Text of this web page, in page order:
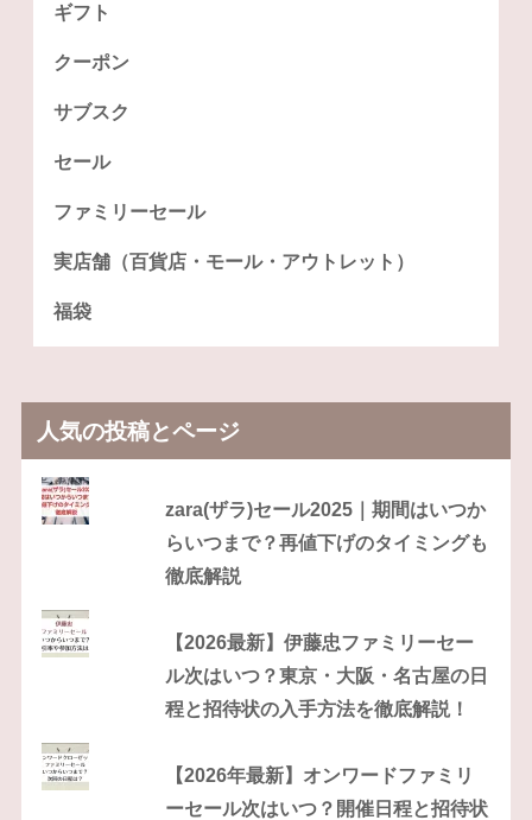
ギフト
クーポン
サブスク
セール
ファミリーセール
実店舗（百貨店・モール・アウトレット）
福袋
人気の投稿とページ
zara(ザラ)セール2025｜期間はいつか
らいつまで？再値下げのタイミングも
徹底解説
【2026最新】伊藤忠ファミリーセー
ル次はいつ？東京・大阪・名古屋の日
程と招待状の入手方法を徹底解説！
【2026年最新】オンワードファミリ
ーセール次はいつ？開催日程と招待状